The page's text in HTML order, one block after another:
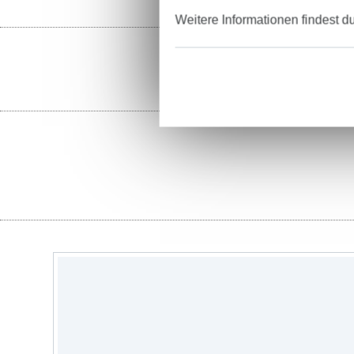
Weitere Informationen findest